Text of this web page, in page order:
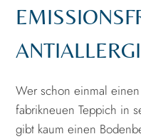
Wer schon einmal
fabrikneuen Teppich in
gibt kaum einen